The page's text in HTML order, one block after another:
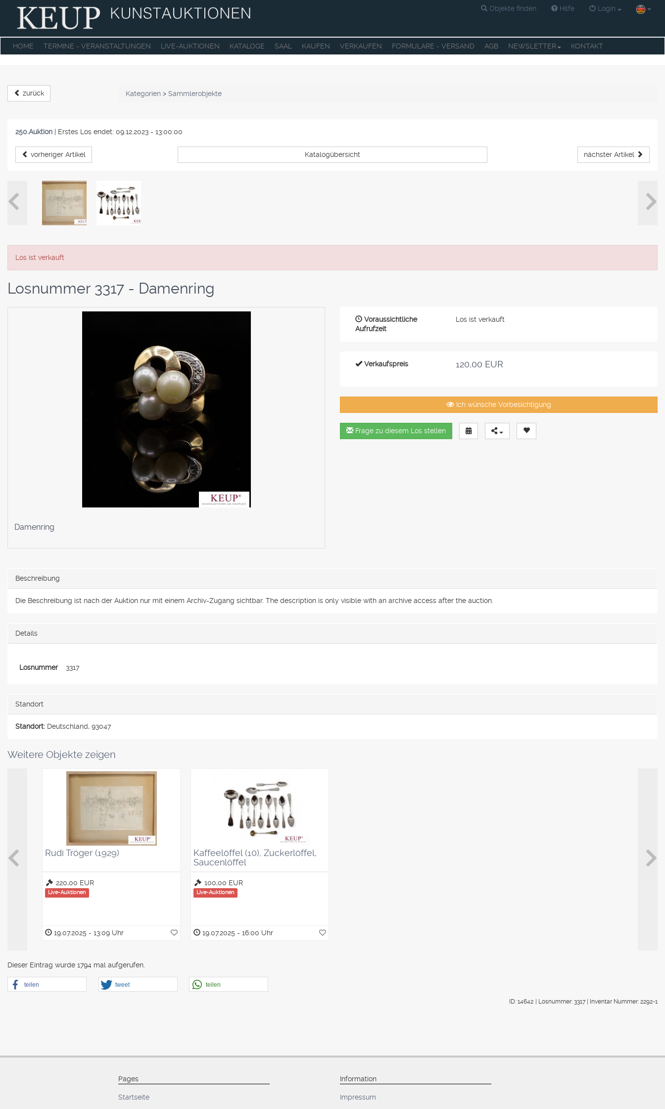
Objekte finden Hilfe Login
HOME TERMINE - VERANSTALTUNGEN LIVE-AUKTIONEN KATALOGE SAAL KAUFEN VERKAUFEN FORMULARE - VERSAND AGB NEWSLETTER KONTAKT
zurück Kategorien > Sammlerobjekte
250.Auktion | Erstes Los endet: 09.12.2023 - 13:00:00
vorheriger Artikel Katalogübersicht nächster Artikel
Los ist verkauft
Losnummer 3317 - Damenring
Damenring
Voraussichtliche
Aufrufzeit
Los ist verkauft
Verkaufspreis 120,00 EUR
Ich wünsche Vorbesichtigung
Frage zu diesem Los stellen
Beschreibung
Die Beschreibung ist nach der Auktion nur mit einem Archiv-Zugang sichtbar. The description is only visible with an archive access after the auction.
Details
Losnummer 3317
Standort
Standort: Deutschland, 93047
Weitere Objekte zeigen
Rudi Tröger (1929)
220,00 EUR
Live-Auktionen
19.07.2025 - 13:09 Uhr
Kaffeelöffel (10), Zuckerlöffel,
Saucenlöffel
100,00 EUR
Live-Auktionen
19.07.2025 - 16:00 Uhr
Dieser Eintrag wurde 1794 mal aufgerufen.
teilen tweet teilen
ID: 14642 | Losnummer: 3317 | Inventar Nummer: 2292-1
Pages
Startseite
Information
Impressum